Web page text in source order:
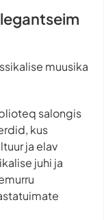
muusika
salongis
kus
ja elav
juhi ja